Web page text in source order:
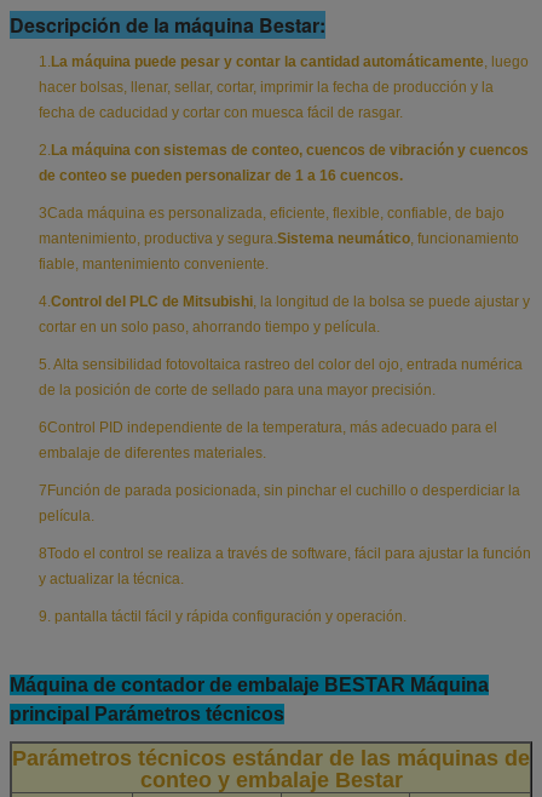
Descripción de la máquina Bestar:
1. La máquina puede pesar y contar la cantidad automáticamente , luego
hacer bolsas, llenar, sellar, cortar, imprimir la fecha de producción y la
fecha de caducidad y cortar con muesca fácil de rasgar.
2. La máquina con sistemas de conteo, cuencos de vibración y cuencos
de conteo se pueden personalizar de 1 a 16 cuencos.
3Cada máquina es personalizada, eficiente, flexible, confiable, de bajo
mantenimiento, productiva y segura. Sistema neumático , funcionamiento
fiable, mantenimiento conveniente.
4. Control del PLC de Mitsubishi , la longitud de la bolsa se puede ajustar y
cortar en un solo paso, ahorrando tiempo y película.
5. Alta sensibilidad fotovoltaica rastreo del color del ojo, entrada numérica
de la posición de corte de sellado para una mayor precisión.
6Control PID independiente de la temperatura, más adecuado para el
embalaje de diferentes materiales.
7Función de parada posicionada, sin pinchar el cuchillo o desperdiciar la
película.
8Todo el control se realiza a través de software, fácil para ajustar la función
y actualizar la técnica.
9. pantalla táctil fácil y rápida configuración y operación.
Máquina de contador de embalaje BESTAR Máquina
principal Parámetros técnicos
Parámetros técnicos estándar de las máquinas de
conteo y embalaje Bestar